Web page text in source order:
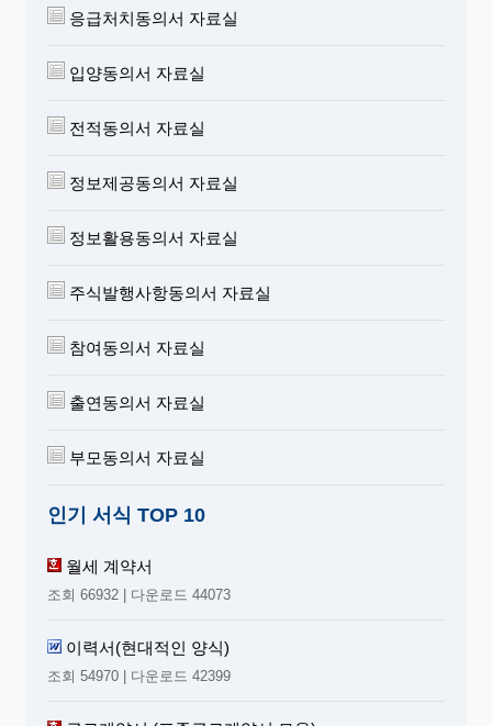
응급처치동의서 자료실
입양동의서 자료실
전적동의서 자료실
정보제공동의서 자료실
정보활용동의서 자료실
주식발행사항동의서 자료실
참여동의서 자료실
출연동의서 자료실
부모동의서 자료실
인기 서식 TOP 10
월세 계약서
조회 66932 | 다운로드 44073
이력서(현대적인 양식)
조회 54970 | 다운로드 42399